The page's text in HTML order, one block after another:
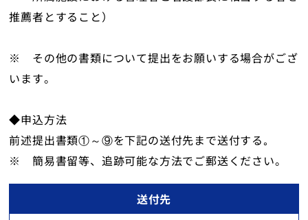
推薦者とすること）
※ その他の書類について提出をお願いする場合がござ
います。
◆申込方法
前述提出書類①～⑨を下記の送付先まで送付する｡
※ 簡易書留等、追跡可能な方法でご郵送ください。
送付先